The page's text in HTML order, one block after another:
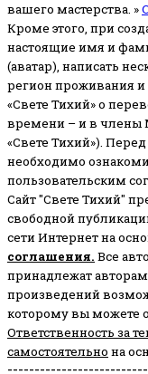
вашего мастерства. »
Кроме этого, при
настоящие имя и
(аватар), написать
регион проживания
«Свете Тихий» о
времени – и в
«Свете Тихий»).
необходимо
пользовательским
Сайт "Свете Тихий"
свободной
сети Интернет на
соглашения. Все
принадлежат
произведений
которому вы можете
Ответственность за
самостоятельно на